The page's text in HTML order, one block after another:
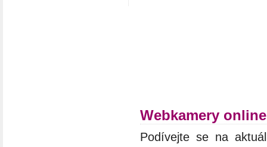
Webkamery
Podívejte se na